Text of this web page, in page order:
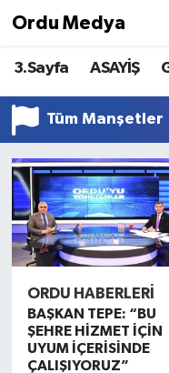
Ordu Medya
3.Sayfa ASAYİŞ
Tüm Manşetler
ORDU HABERLERİ
BAŞKAN TEPE: “BU
ŞEHRE HİZMET İÇİN
UYUM İÇERİSİNDE
ÇALIŞIYORUZ”
ASAYİŞ
Basketbol
Bilim &
Borsa
EĞİTİM
EKONOMİ
GENEL
Nöbetçi
Hava Durumu
Namaz Vakitleri
Trafik Durumu
Süper Lig Puan
Tüm Manşetler
Son Dakika